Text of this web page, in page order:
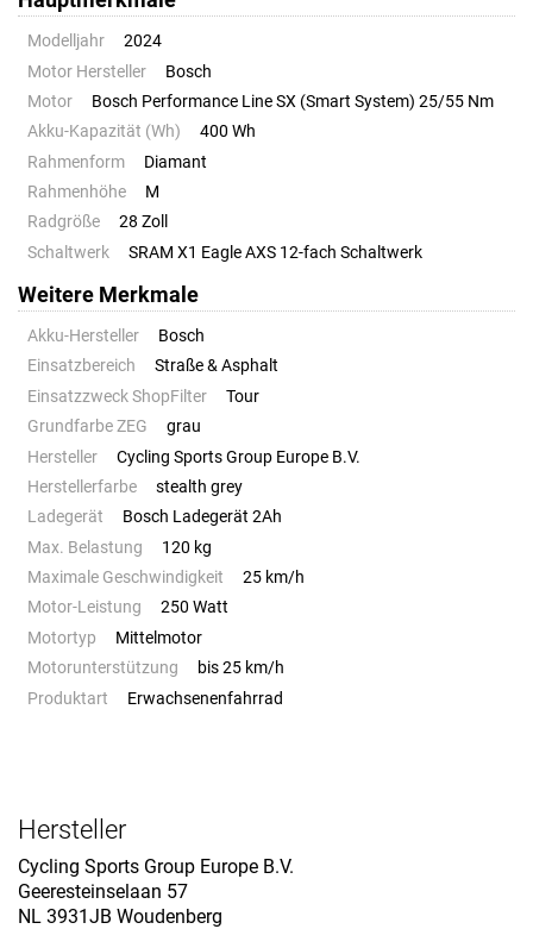
Modelljahr
2024
Motor Hersteller
Bosch
Motor
Bosch Performance Line SX (Smart System) 25/55 Nm
Akku-Kapazität (Wh)
400 Wh
Rahmenform
Diamant
Rahmenhöhe
M
Radgröße
28 Zoll
Schaltwerk
SRAM X1 Eagle AXS 12-fach Schaltwerk
Weitere Merkmale
Akku-Hersteller
Bosch
Einsatzbereich
Straße & Asphalt
Einsatzzweck ShopFilter
Tour
Grundfarbe ZEG
grau
Hersteller
Cycling Sports Group Europe B.V.
Herstellerfarbe
stealth grey
Ladegerät
Bosch Ladegerät 2Ah
Max. Belastung
120 kg
Maximale Geschwindigkeit
25 km/h
Motor-Leistung
250 Watt
Motortyp
Mittelmotor
Motorunterstützung
bis 25 km/h
Produktart
Erwachsenenfahrrad
Hersteller
Cycling Sports Group Europe B.V.
Geeresteinselaan 57
NL 3931JB Woudenberg